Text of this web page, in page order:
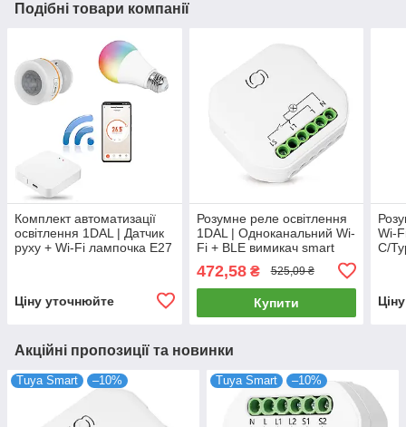
Подібні товари компанії
Комплект автоматизації
освітлення 1DAL | Датчик
руху + Wi-Fi лампочка E27
Ціну уточнюйте
Розумне реле освітлення
1DAL | Одноканальний Wi-
Fi + BLE вимикач smart
472,58₴ 525,09 ₴
Купити
Wi-
C/
Акційні пропозиції та новинки
Tuya Smart –10% Tuya Smart –10%